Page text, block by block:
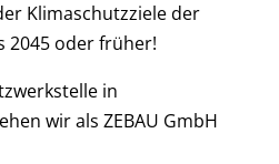
Klimaschutzziele der
2045 oder früher!
in
wir als ZEBAU GmbH